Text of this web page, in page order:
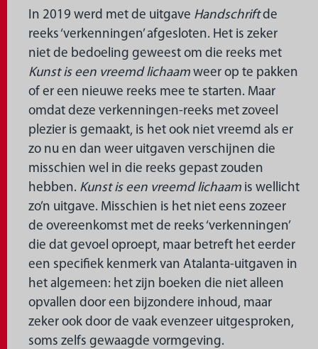
In 2019 werd met de uitgave Handschriftde
reeks ‘verkenningen’ afgesloten. Het is zeker
niet de bedoeling geweest om die reeks met
Kunst is een vreemd lichaam weer op te pakken
of er een nieuwe reeks mee te starten. Maar
omdat deze verkenningen-reeks met zoveel
plezier is gemaakt, is het ook niet vreemd als er
zo nu en dan weer uitgaven verschijnen die
misschien wel in die reeks gepast zouden
hebben. Kunst is een vreemd lichaam is wellicht
zo’n uitgave. Misschien is het niet eens zozeer
de overeenkomst met de reeks ‘verkenningen’
die dat gevoel oproept, maar betreft het eerder
een specifiek kenmerk van Atalanta-uitgaven in
het algemeen: het zijn boeken die niet alleen
opvallen door een bijzondere inhoud, maar
zeker ook door de vaak evenzeer uitgesproken,
soms zelfs gewaagde vormgeving.